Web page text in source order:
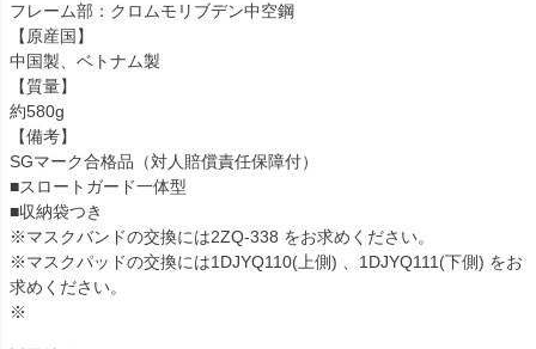
フレーム部：クロムモリブデン中空鋼
【原産国】
中国製、ベトナム製
【質量】
約580g
【備考】
SGマーク合格品（対人賠償責任保障付）
■スロートガード一体型
■収納袋つき
※マスクバンドの交換には2ZQ-338 をお求めください。
※マスクパッドの交換には1DJYQ110(上側) 、1DJYQ111(下側) をお
求めください。
※